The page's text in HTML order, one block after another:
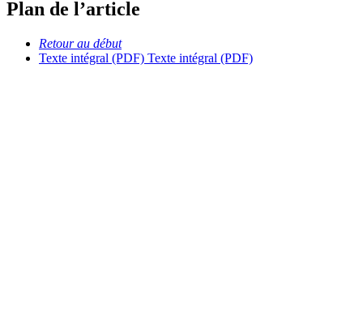
Plan de l’article
Retour au début
Texte intégral (PDF) Texte intégral (PDF)